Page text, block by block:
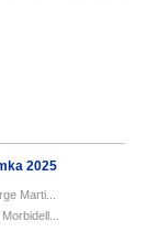
2025
Marti...